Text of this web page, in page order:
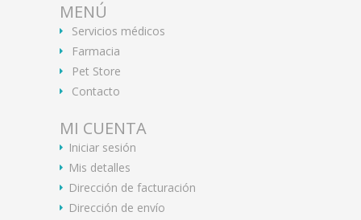
MENÚ
Servicios médicos
Farmacia
Pet Store
Contacto
MI CUENTA
Iniciar sesión
Mis detalles
Dirección de facturación
Dirección de envío